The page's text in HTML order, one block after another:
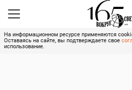
На информационном ресурсе применяются
Оставаясь на сайте, вы подтверждаете свое
использование.